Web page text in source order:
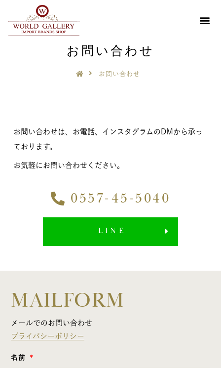
お問い合わせ
お問い合わせ
お問い合わせは、お電話、インスタグラムのDMから承っ
ております。
お気軽にお問い合わせください。
0557-45-5040
LINE
MAILFORM
メールでのお問い合わせ
プライバシーポリシー
名前